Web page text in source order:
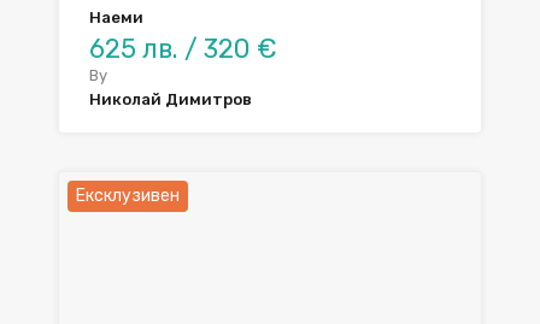
Наеми
625 лв. / 320 €
By
Николай Димитров
Ексклузивен